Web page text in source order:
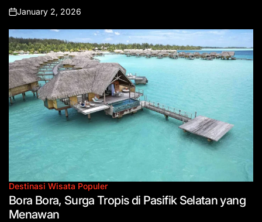
Posted
on
January 2, 2026
Posted
in
Destinasi Wisata Populer
Bora Bora, Surga Tropis di Pasifik Selatan yang
Menawan